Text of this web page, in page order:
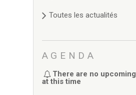
Toutes les actualités
AGENDA
There are no
at this time